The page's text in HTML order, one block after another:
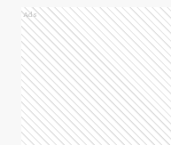
Ads